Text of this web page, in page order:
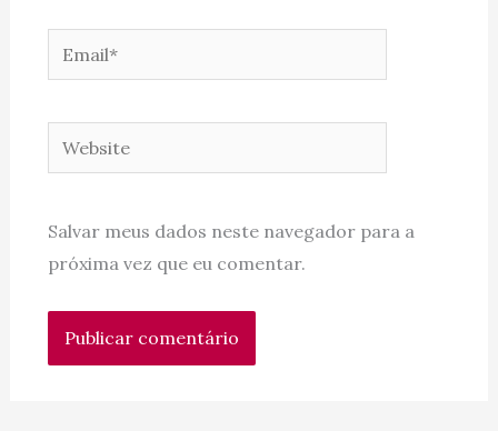
Email*
Website
Salvar meus dados neste navegador para a
próxima vez que eu comentar.